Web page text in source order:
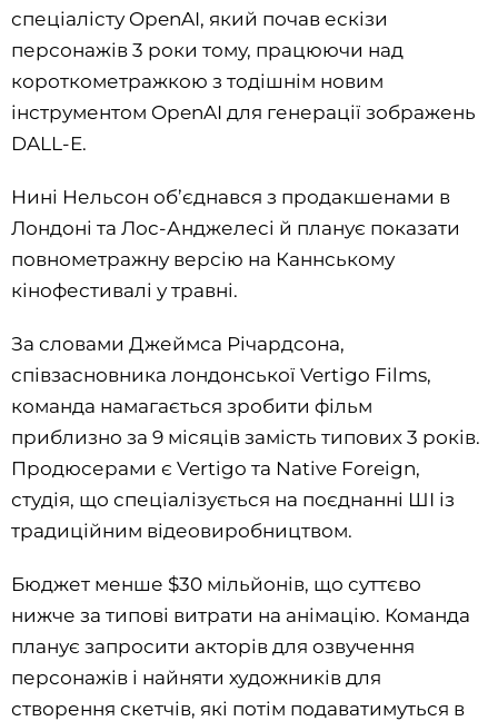
спеціалісту OpenAI, який почав ескізи
персонажів 3 роки тому, працюючи над
короткометражкою з тодішнім новим
інструментом OpenAI для генерації зображень
DALL-E.
Нині Нельсон об’єднався з продакшенами в
Лондоні та Лос-Анджелесі й планує показати
повнометражну версію на Каннському
кінофестивалі у травні.
За словами Джеймса Річардсона,
співзасновника лондонської Vertigo Films,
команда намагається зробити фільм
приблизно за 9 місяців замість типових 3 років.
Продюсерами є Vertigo та Native Foreign,
студія, що спеціалізується на поєднанні ШІ із
традиційним відеовиробництвом.
Бюджет менше $30 мільйонів, що суттєво
нижче за типові витрати на анімацію. Команда
планує запросити акторів для озвучення
персонажів і найняти художників для
створення скетчів, які потім подаватимуться в